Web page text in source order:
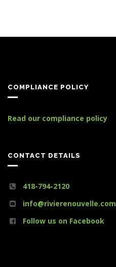
COMPLIANCE POLICY
Read our compliance policy
CONTACT DETAILS
418-794-2120
info@rivierenouvelle.com
Follow us on Facebook